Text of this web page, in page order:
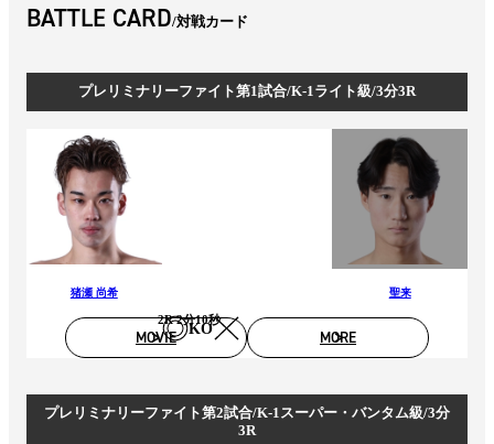
BATTLE CARD 対戦カード
プレリミナリーファイト第1試合/K-1ライト級/3分3R
猪瀬 尚希
KO
2R 2分10秒
聖来
MOVIE MORE
プレリミナリーファイト第2試合/K-1スーパー・バンタム級/3分
3R